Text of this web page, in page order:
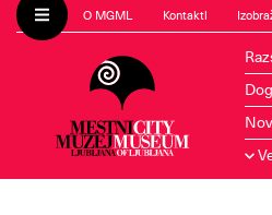
O MGML Kontakti